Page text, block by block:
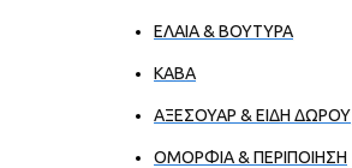
ΕΛΑΙΑ & ΒΟΥΤΥΡΑ
ΚΑΒΑ
ΑΞΕΣΟΥΑΡ & ΕΙΔΗ ΔΩΡΟΥ
ΟΜΟΡΦΙΑ & ΠΕΡΙΠΟΙΗΣΗ